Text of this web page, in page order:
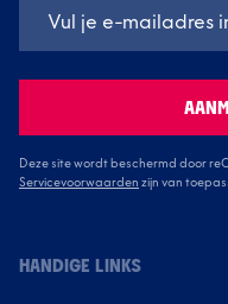
Deze site wordt beschermd door
Servicevoorwaarden zijn van
HANDIGE LINKS